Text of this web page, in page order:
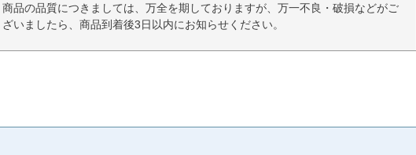
商品の品質につきましては、万全を期しておりますが、万一不良・破損などがご
ざいましたら、商品到着後3日以内にお知らせください。